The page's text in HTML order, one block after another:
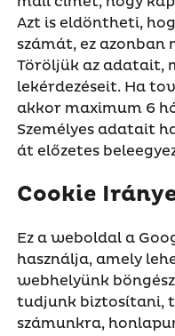
Azt is eldöntheti,
számát, ez azonban
Töröljük az adatait,
lekérdezéseit. Ha
akkor maximum 6
Személyes adatait
át előzetes
Cookie
Ez a weboldal a
használja, amely
webhelyünk
tudjunk biztosítani,
számunkra,